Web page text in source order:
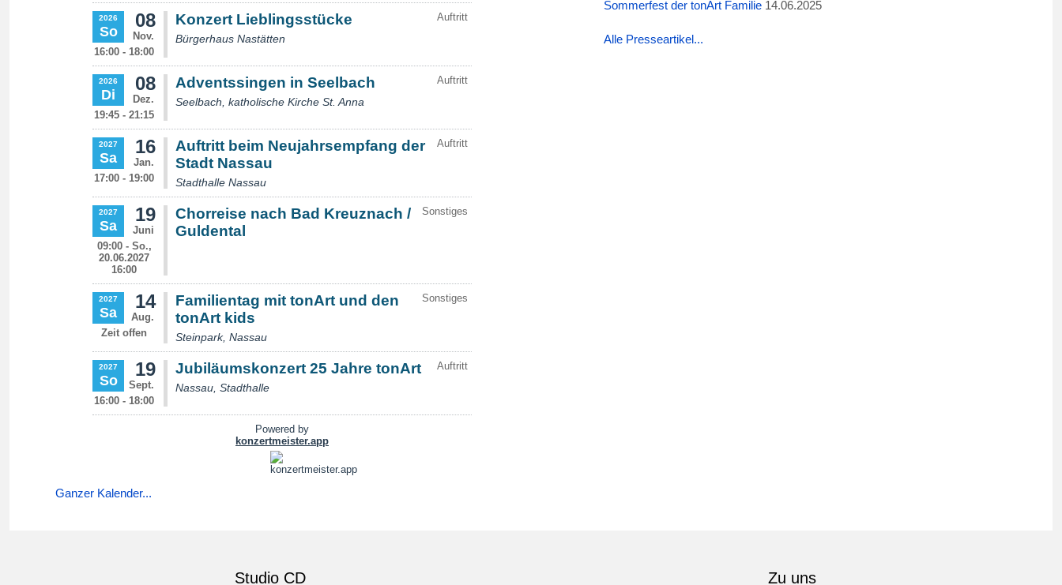
Ganzer Kalender...
Sommerfest der tonArt Familie 14.06.2025
Alle Presseartikel...
Studio CD Zu uns